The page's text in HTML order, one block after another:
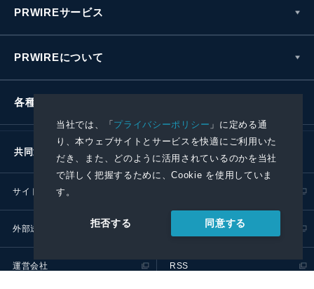
当社では、「プライバシーポリシー 」に定める通
り、本ウェブサイトとサービスを快適にご利用いた
だき、また、どのように活用されているのかを当社
で詳しく把握するために、Cookie を使用していま
す。
拒否する 同意する
PRWIREサービス
PRWIREについて
各種お問い合わせ
共同通信社グループ
サイトポリシー
外部送信ポリシー プレスリリース取扱基準
運営会社 RSS